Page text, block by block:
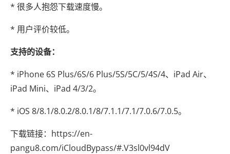
* 很多人抱怨下载速度慢。
* 用户评价较低。
支持的设备：
* iPhone 6S Plus/6S/6 Plus/5S/5C/5/4S/4、iPad Air、
iPad Mini、iPad 4/3/2。
* iOS 8/8.1/8.0.2/8.0.1/8/7.1.1/7.1/7.0.6/7.0.5。
下载链接：https://en-
pangu8.com/iCloudBypass/#.V3sl0vl94dV